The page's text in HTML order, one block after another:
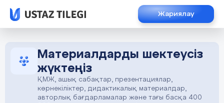
Жариялау
Материалдарды шектеусіз
жүктеңіз
ҚМЖ, ашық сабақтар, презентациялар,
көрнекіліктер, дидактикалық материалдар,
авторлық бағдарламалар және тағы басқа 400